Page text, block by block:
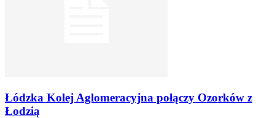
Łódzka Kolej Aglomeracyjna połączy Ozorków z
Łodzią